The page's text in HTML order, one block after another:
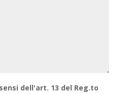
dell'art. 13 del Reg.to